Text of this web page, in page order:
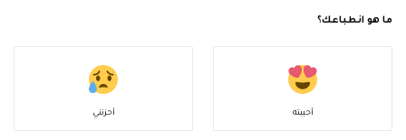
ما هو انطباعك؟
أحببته أحزنني